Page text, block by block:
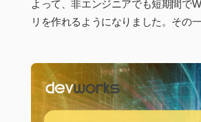
よって、非エンジニアでも短期間で
リを作れるようになりました。その
がある一方で、より重要性を増す役
本記事では、ノーコードとフレーム
理しながら、これからの開発者に求